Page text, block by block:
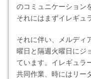
のコミュニケーション
それにはまずイレギュ
それに伴い、メルディ
曜日と隔週火曜日にジ
ています。イレギュラ
共同作業、時にはリー